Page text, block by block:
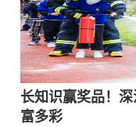
长知识赢奖品！
富多彩